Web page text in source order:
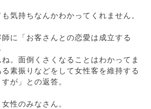
気持ちなんかわかってくれません。
に「お客さんとの恋愛は成立する
ね。面倒くさくなることはわかってま
素振りなどをして女性客を維持する
が」との返答。
性のみなさん。